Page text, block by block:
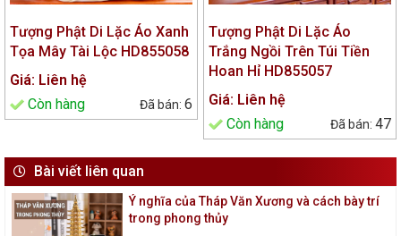
Tượng Phật Di Lặc Áo Xanh
Tọa Mây Tài Lộc HD855058
Giá: Liên hệ
Còn hàng
6
Tượng Phật Di Lặc Áo
Trắng Ngồi Trên Túi Tiền
Hoan Hỉ HD855057
Giá: Liên hệ
Còn hàng
47
Bài viết liên quan
Ý nghĩa của Tháp Văn Xương và cách bày trí
trong phong thủy